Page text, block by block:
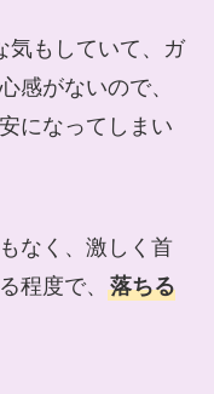
気もしていて、ガ
感がないので、
になってしまい
なく、激しく首
程度で、 落ちる